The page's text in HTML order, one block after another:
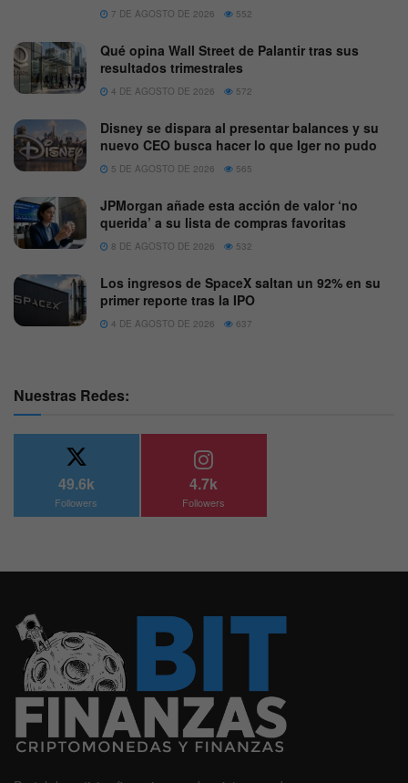
7 DE AGOSTO DE 2026 552
Qué opina Wall Street de Palantir tras sus
resultados trimestrales
4 DE AGOSTO DE 2026 572
Disney se dispara al presentar balances y su
nuevo CEO busca hacer lo que Iger no pudo
5 DE AGOSTO DE 2026 565
JPMorgan añade esta acción de valor ‘no
querida’ a su lista de compras favoritas
8 DE AGOSTO DE 2026 532
Los ingresos de SpaceX saltan un 92% en su
primer reporte tras la IPO
4 DE AGOSTO DE 2026 637
Nuestras Redes:
49.6k
Followers
4.7k
Followers